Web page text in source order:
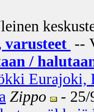
varusteet --
/
Eurajoki,
Zippo
- 25/